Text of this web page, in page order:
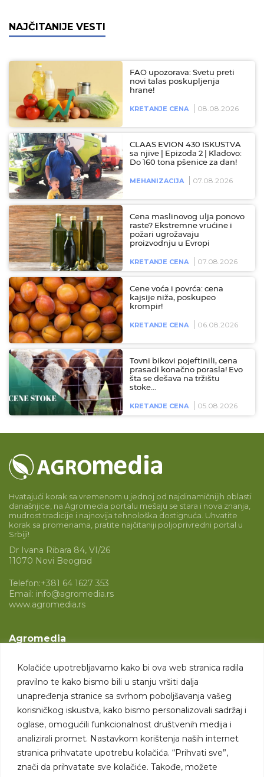
Kolačiće upotrebljavamo kako bi ova web stranica radila
pravilno te kako bismo bili u stanju vršiti dalja
unapređenja stranice sa svrhom poboljšavanja vašeg
korisničkog iskustva, kako bismo personalizovali sadržaj i
oglase, omogućili funkcionalnost društvenih medija i
analizirali promet. Nastavkom korištenja naših internet
stranica prihvatate upotrebu kolačića. “Prihvati sve”,
znači da prihvatate sve kolačiće. Takođe, možete
NAJČITANIJE VESTI
FAO upozorava: Svetu preti
novi talas poskupljenja
hrane!
KRETANJE CENA 08.08.2026
CLAAS EVION 430 ISKUSTVA
sa njive | Epizoda 2 | Kladovo:
Do 160 tona pšenice za dan!
MEHANIZACIJA 07.08.2026
Cena maslinovog ulja ponovo
raste? Ekstremne vrućine i
požari ugrožavaju
proizvodnju u Evropi
KRETANJE CENA 07.08.2026
Cene voća i povrća: cena
kajsije niža, poskupeo
krompir!
KRETANJE CENA 06.08.2026
Tovni bikovi pojeftinili, cena
prasadi konačno porasla! Evo
šta se dešava na tržištu
stoke…
KRETANJE CENA 05.08.2026
Hvatajući korak sa vremenom u jednoj od najdinamičnijih oblasti
današnjice, na Agromedia portalu mešaju se stara i nova znanja,
mudrost tradicije i najnovija tehnološka dostignuća. Uhvatite
korak sa promenama, pratite najčitaniji poljoprivredni portal u
Srbiji!
Dr Ivana Ribara 84, VI/26
11070 Novi Beograd
Telefon:+381 64 1627 353
Email: info@agromedia.rs
www.agromedia.rs
Agromedia
Svet poljoprivrede
Marketing usluge
Tražimo saradnike
Kontakt
Kontakt